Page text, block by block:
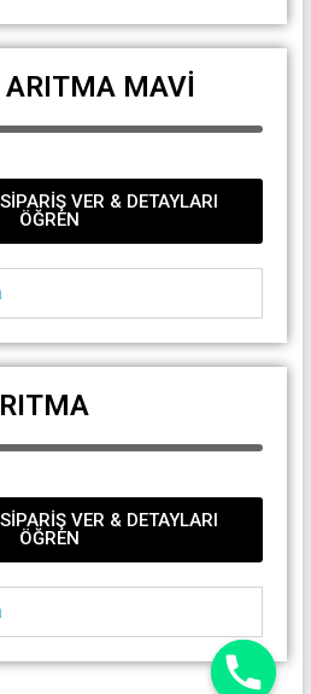
ARITMA MAVİ
VER & DETAYLARI
ÖĞREN
VER & DETAYLARI
ÖĞREN